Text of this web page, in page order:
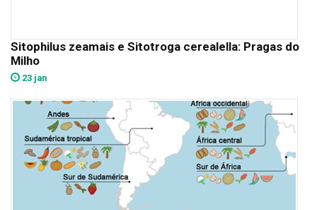
Sitophilus zeamais e Sitotroga cerealella: Pragas do
Milho
23 jan